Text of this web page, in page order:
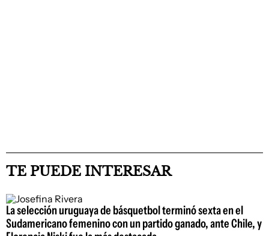
TE PUEDE INTERESAR
La selección uruguaya de básquetbol terminó sexta en el
Sudamericano femenino con un partido ganado, ante Chile, y